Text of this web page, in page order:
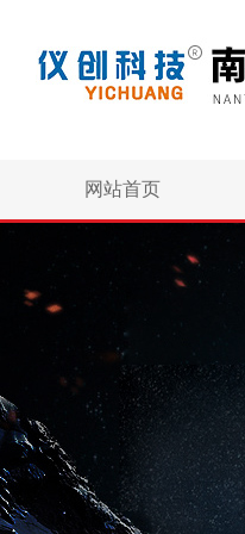
网站首页